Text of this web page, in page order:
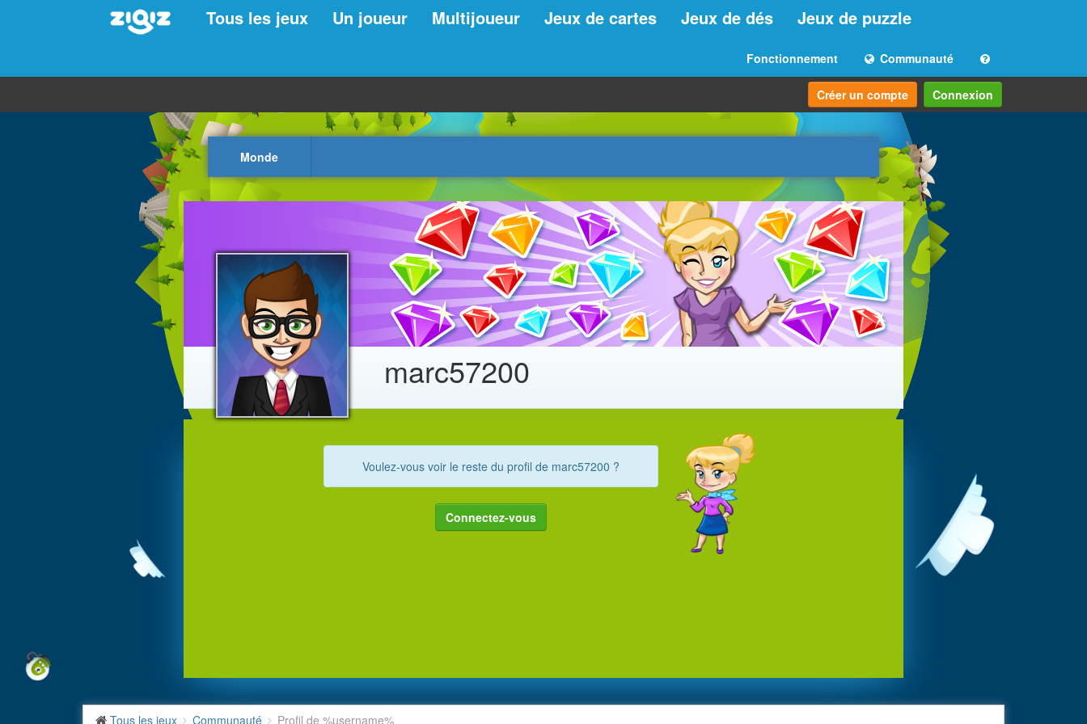
Tous les jeux Un joueur Multijoueur Jeux de cartes Jeux de dés Jeux de puzzle
Fonctionnement Communauté
Créer un compte Connexion
Monde
marc57200
Voulez-vous voir le reste du profil de marc57200 ?
Connectez-vous
Tous les jeux Communauté Profil de %username%